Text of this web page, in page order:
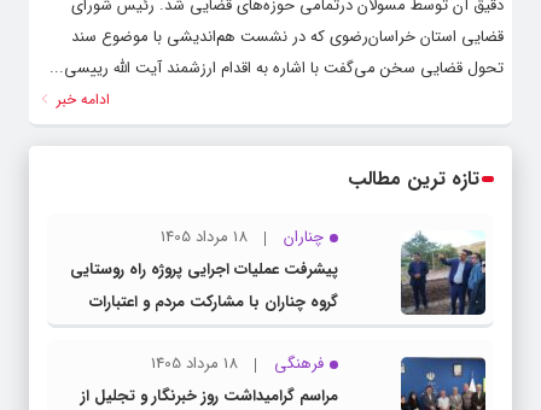
دقیق آن توسط مسولان درتمامی حوزه‌های قضایی شد. رئیس شورای
قضایی استان خراسان‌رضوی که در نشست هم‌اندیشی با موضوع سند
تحول قضایی سخن می‌گفت با اشاره به اقدام ارزشمند آیت الله رییسی...
ادامه خبر
تازه ترین مطالب
چناران
18 مرداد 1405
پیشرفت عملیات اجرایی پروژه راه روستایی
گروه چناران با مشارکت مردم و اعتبارات
دولتی
فرهنگی
18 مرداد 1405
مراسم گرامیداشت روز خبرنگار و تجلیل از